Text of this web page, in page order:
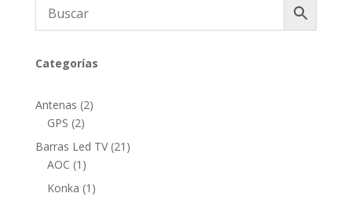
Categorías
Antenas 22
GPS 22
productos
Barras Led TV 21 21
AOC 1 1
producto
Konka 1 1